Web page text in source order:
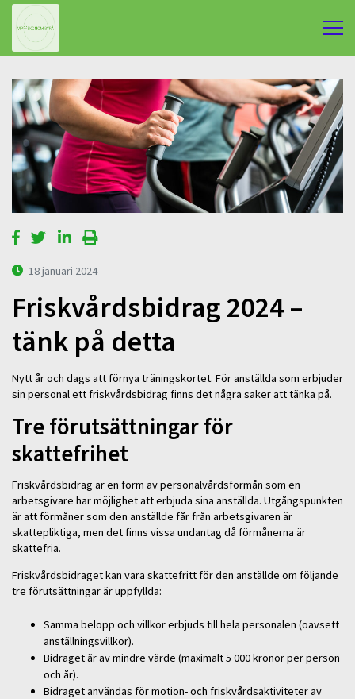
18 januari 2024
Friskvårdsbidrag 2024 –
tänk på detta
Nytt år och dags att förnya träningskortet. För anställda som erbjuder
sin personal ett friskvårdsbidrag finns det några saker att tänka på.
Tre förutsättningar för
skattefrihet
Friskvårdsbidrag är en form av personalvårdsförmån som en
arbetsgivare har möjlighet att erbjuda sina anställda. Utgångspunkten
är att förmåner som den anställde får från arbetsgivaren är
skattepliktiga, men det finns vissa undantag då förmånerna är
skattefria.
Friskvårdsbidraget kan vara skattefritt för den anställde om följande
tre förutsättningar är uppfyllda:
Samma belopp och villkor erbjuds till hela personalen (oavsett
anställningsvillkor).
Bidraget är av mindre värde (maximalt 5 000 kronor per person
och år).
Bidraget användas för motion- och friskvårdsaktiviteter av